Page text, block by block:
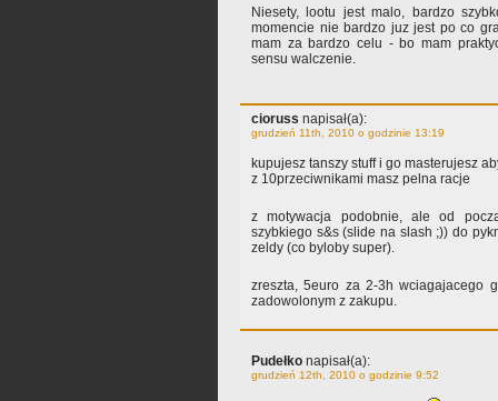
Niesety, lootu jest malo, bardzo
momencie nie bardzo juz jest po co
mam za bardzo celu - bo mam
sensu walczenie.
cioruss napisał(a):
grudzień 11th, 2010 o godzinie 13:19
kupujesz tanszy stuff i go masterujesz
z 10przeciwnikami masz pelna racje
z motywacja podobnie, ale od
szybkiego s&s (slide na slash ;)) do
zeldy (co byloby super).
zreszta, 5euro za 2-3h wciagajacego
zadowolonym z zakupu.
Pudełko napisał(a):
grudzień 12th, 2010 o godzinie 9:52